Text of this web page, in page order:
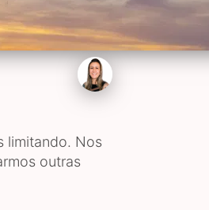
limitando. Nos
outras